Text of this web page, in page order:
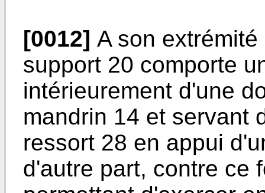
[0012] A son
support 20 comporte
intérieurement d'une
mandrin 14 et servant
ressort 28 en appui
d'autre part, contre ce